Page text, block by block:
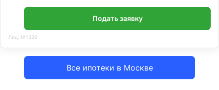
Все ипотеки в Москве
Подать заявку
Лиц. №1326